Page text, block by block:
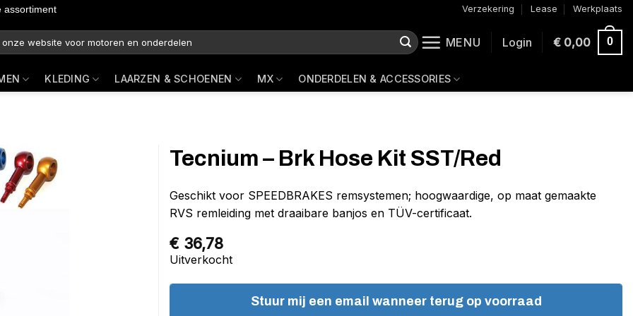
assortiment Verzekering Lease Werkplaats
MENU Login €0,00 0
KLEDING LAARZEN & SCHOENEN MX ONDERDELEN & ACCESSORIES
Tecnium – Brk Hose Kit SST/Red
Geschikt voor SPEEDBRAKES remsystemen; hoogwaardige, op maat gemaakte
RVS remleiding met draaibare banjos en TÜV-certificaat.
€ 36,78
Uitverkocht
Stuur mij een email wanneer terug op voorraad